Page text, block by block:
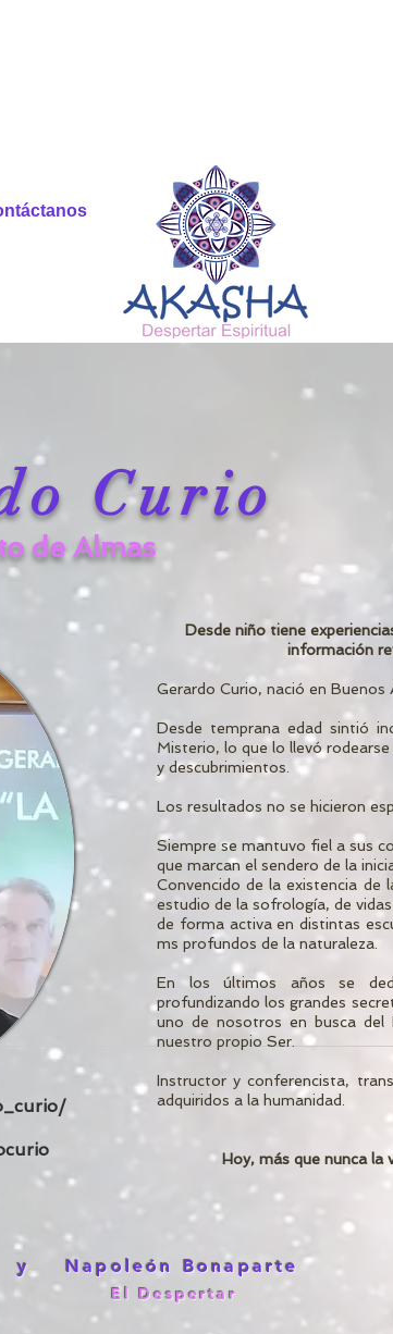
Curio
de Almas
Desde niño tiene
información
Gerardo Curio, nació en Buenos
Desde temprana edad sintió
Misterio, lo que lo llevó
y descubrimientos.
Los resultados no se hicieron
Siempre se mantuvo fiel a sus
que marcan el sendero de la
Convencido de la existencia de
estudio de la sofrología, de
de forma activa en distintas
ms profundos de la naturaleza.
En los últimos años se
profundizando los grandes
uno de nosotros en busca del
nuestro propio Ser.
Instructor y conferencista,
adquiridos a la humanidad.
Hoy, más que nunca la
y Napoleón Bonaparte
El Despertar